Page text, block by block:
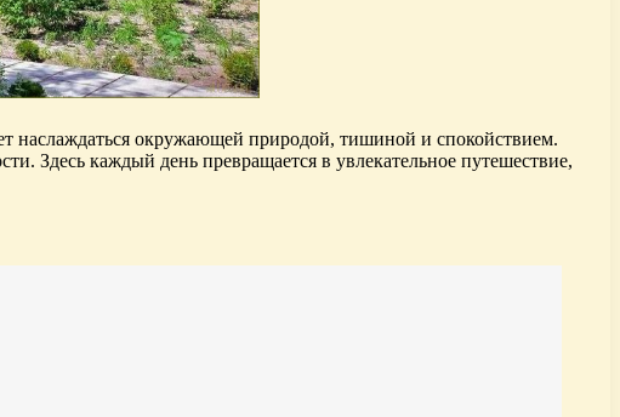
наслаждаться окружающей природой, тишиной и спокойствием.
Здесь каждый день превращается в увлекательное путешествие,